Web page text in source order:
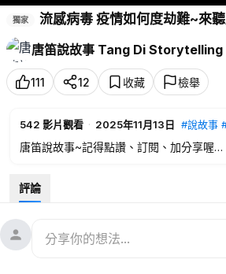
獨家 流感病毒 疫情如何度劫難~來
~Tang DI’s Storytelling
Storytelling ,#生活,#教育,#傳統,
唐笛說故事 Tang Di Storytelling
111 12 收藏 檢舉
542 影片觀看 · 2025年11月13日 #說故事
唐笛說故事~記得點讚、訂閱、加分享喔
嗨！大家好，歡迎收看唐笛說故事，我是媛
最近流感病毒 來勢洶洶 ，藝人大S的病逝
親愛的朋友，瘟疫當前，既然人的力量沒
評論